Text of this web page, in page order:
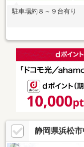
駐車場約８～９台有り
静岡県浜松